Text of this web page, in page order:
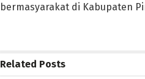
bermasyarakat di Kabupaten
Related Posts